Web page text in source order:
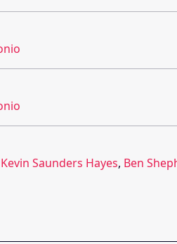
Kevin Saunders Hayes, Ben